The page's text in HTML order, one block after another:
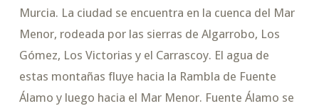
Murcia. La ciudad se encuentra en la cuenca del Mar
Menor, rodeada por las sierras de Algarrobo, Los
Gómez, Los Victorias y el Carrascoy. El agua de
estas montañas fluye hacia la Rambla de Fuente
Álamo y luego hacia el Mar Menor. Fuente Álamo se